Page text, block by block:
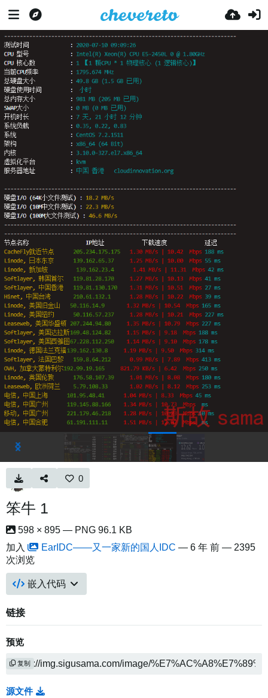
0
笨牛 1
598 × 895 — PNG 96.1 KB
加入
EarIDC——又一家新的国人IDC — 6 年 前 — 2395
次浏览
嵌入代码
链接
预览
复制
源文件